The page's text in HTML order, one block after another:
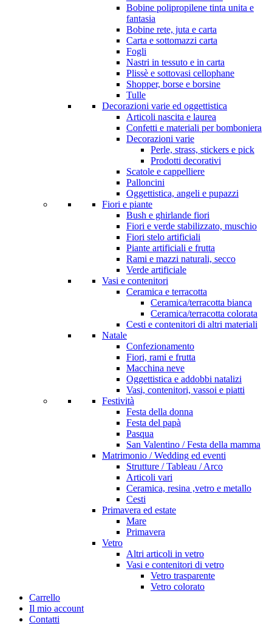
Bobine polipropilene tinta unita e
fantasia
Bobine rete, juta e carta
Carta e sottomazzi carta
Fogli
Nastri in tessuto e in carta
Plissè e sottovasi cellophane
Shopper, borse e borsine
Tulle
Decorazioni varie ed oggettistica
Articoli nascita e laurea
Confetti e materiali per bomboniera
Decorazioni varie
Perle, strass, stickers e pick
Prodotti decorativi
Scatole e cappelliere
Palloncini
Oggettistica, angeli e pupazzi
Fiori e piante
Bush e ghirlande fiori
Fiori e verde stabilizzato, muschio
Fiori stelo artificiali
Piante artificiali e frutta
Rami e mazzi naturali, secco
Verde artificiale
Vasi e contenitori
Ceramica e terracotta
Ceramica/terracotta bianca
Ceramica/terracotta colorata
Cesti e contenitori di altri materiali
Natale
Confezionamento
Fiori, rami e frutta
Macchina neve
Oggettistica e addobbi natalizi
Vasi, contenitori, vassoi e piatti
Festività
Festa della donna
Festa del papà
Pasqua
San Valentino / Festa della mamma
Matrimonio / Wedding ed eventi
Strutture / Tableau / Arco
Articoli vari
Ceramica, resina ,vetro e metallo
Cesti
Primavera ed estate
Mare
Primavera
Vetro
Altri articoli in vetro
Vasi e contenitori di vetro
Vetro trasparente
Vetro colorato
Carrello
Il mio account
Contatti